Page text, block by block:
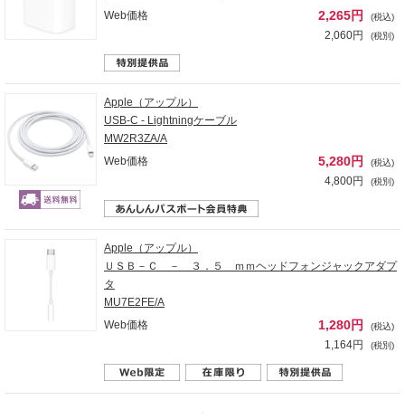
Web価格
2,265円 (税込)
2,060円 (税別)
Apple（アップル）
USB-C - Lightningケーブル
MW2R3ZA/A
Web価格
5,280円 (税込)
4,800円 (税別)
Apple（アップル）
ＵＳＢ－Ｃ － ３．５ ｍｍヘッドフォンジャックアダプ
タ
MU7E2FE/A
Web価格
1,280円 (税込)
1,164円 (税別)